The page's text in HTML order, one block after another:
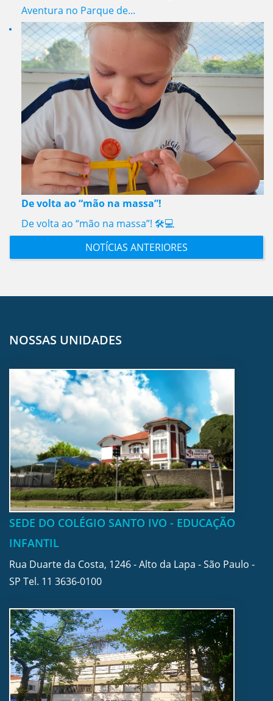
Aventura no Parque de...
De volta ao “mão na massa”!
De volta ao “mão na massa”! 🛠️💻
NOTÍCIAS ANTERIORES
NOSSAS UNIDADES
SEDE DO COLÉGIO SANTO IVO - EDUCAÇÃO
INFANTIL
Rua Duarte da Costa, 1246 - Alto da Lapa - São Paulo -
SP Tel. 11 3636-0100